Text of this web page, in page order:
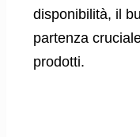
disponibilità, il
partenza
prodotti.